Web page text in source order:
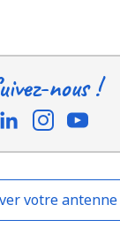
nous !
votre antenne